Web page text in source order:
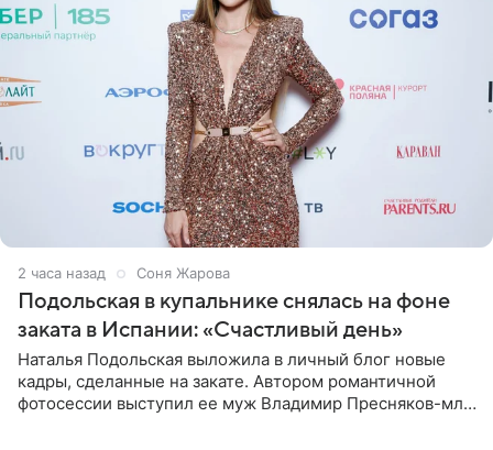
2 часа назад Соня Жарова
Подольская в купальнике снялась на фоне
заката в Испании: «Счастливый день»
Наталья Подольская выложила в личный блог новые
кадры, сделанные на закате. Автором романтичной
фотосессии выступил ее муж Владимир Пресняков-мл.